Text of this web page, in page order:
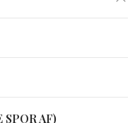
AF)